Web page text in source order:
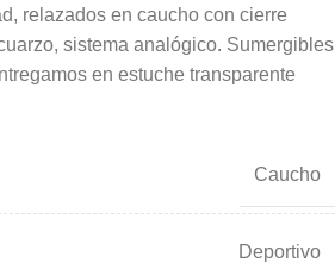
relazados en caucho con cierre
sistema analógico. Sumergibles
en estuche transparente
Caucho
Deportivo